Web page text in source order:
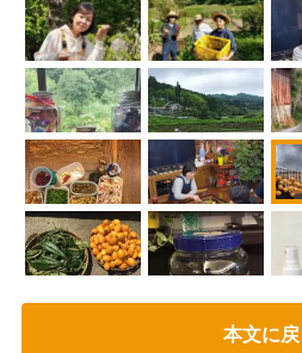
本文に戻